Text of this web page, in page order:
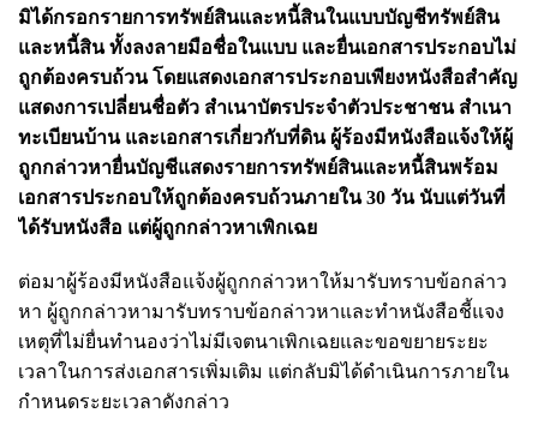
มิได้กรอกรายการทรัพย์สินและหนี้สินในแบบบัญชีทรัพย์สิน
และหนี้สิน ทั้งลงลายมือชื่อในแบบ และยื่นเอกสารประกอบไม่
ถูกต้องครบถ้วน โดยแสดงเอกสารประกอบเพียงหนังสือสำคัญ
แสดงการเปลี่ยนชื่อตัว สำเนาบัตรประจำตัวประชาชน สำเนา
ทะเบียนบ้าน และเอกสารเกี่ยวกับที่ดิน ผู้ร้องมีหนังสือแจ้งให้ผู้
ถูกกล่าวหายื่นบัญชีแสดงรายการทรัพย์สินและหนี้สินพร้อม
เอกสารประกอบให้ถูกต้องครบถ้วนภายใน 30 วัน นับแต่วันที่
ได้รับหนังสือ แต่ผู้ถูกกล่าวหาเพิกเฉย
ต่อมาผู้ร้องมีหนังสือแจ้งผู้ถูกกล่าวหาให้มารับทราบข้อกล่าว
หา ผู้ถูกกล่าวหามารับทราบข้อกล่าวหาและทำหนังสือชี้แจง
เหตุที่ไม่ยื่นทำนองว่าไม่มีเจตนาเพิกเฉยและขอขยายระยะ
เวลาในการส่งเอกสารเพิ่มเติม แต่กลับมิได้ดำเนินการภายใน
กำหนดระยะเวลาดังกล่าว